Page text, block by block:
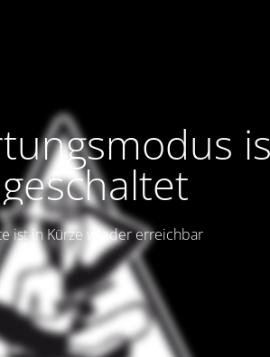
ist in Kürze wieder erreichbar